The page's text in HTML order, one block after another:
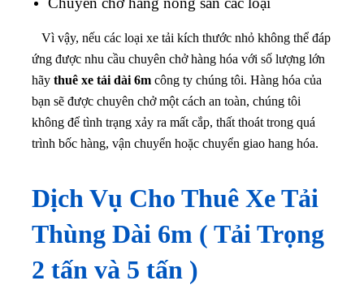
Vì vậy, nếu các loại xe tải kích thước nhỏ không thể đáp
ứng được nhu cầu chuyên chở hàng hóa với số lượng lớn
hãy thuê xe tải dài 6m công ty chúng tôi. Hàng hóa của
bạn sẽ được chuyên chở một cách an toàn, chúng tôi
không để tình trạng xảy ra mất cắp, thất thoát trong quá
trình bốc hàng, vận chuyển hoặc chuyển giao hang hóa.
Dịch Vụ Cho Thuê Xe Tải
Thùng Dài 6m ( Tải Trọng
2 tấn và 5 tấn )